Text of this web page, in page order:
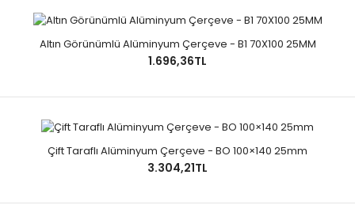
Altın Görünümlü Alüminyum Çerçeve - B1 70X100 25MM
1.696,36TL
Çift Taraflı Alüminyum Çerçeve - BO 100×140 25mm
3.304,21TL